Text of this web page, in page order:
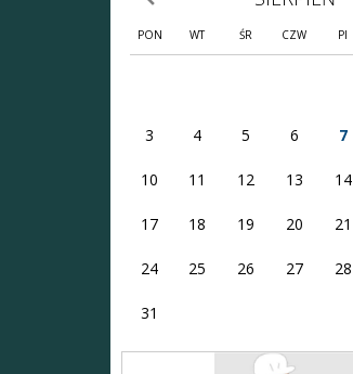
PON WT ŚR CZW PI
3 4 5 6 7
10 11 12 13 14
17 18 19 20 21
24 25 26 27 28
31
Stołówka